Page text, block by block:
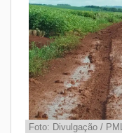
Foto: Divulgação /